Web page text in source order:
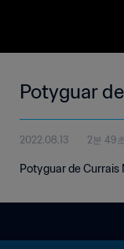
Potyguar
2022.08.13 2분 49초
Potyguar de